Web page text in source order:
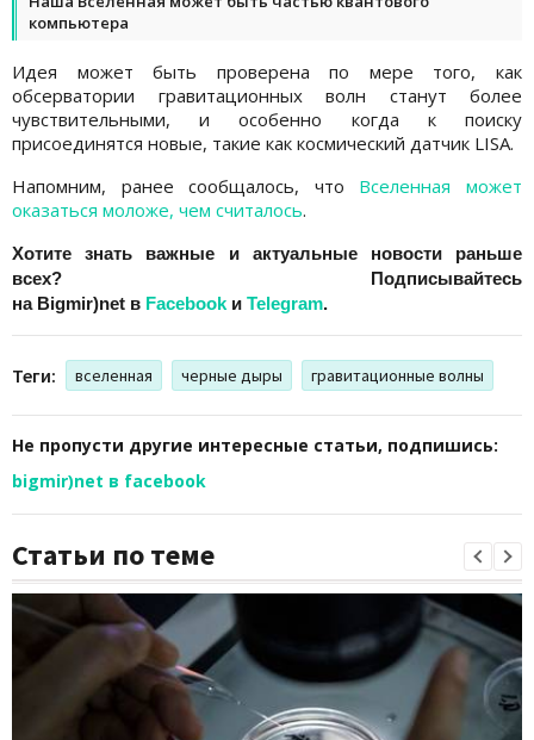
компьютера
Идея может быть проверена по мере того, как
обсерватории гравитационных волн станут более
чувствительными, и особенно когда к поиску
присоединятся новые, такие как космический датчик LISA.
Напомним, ранее сообщалось, что Вселенная может
оказаться моложе, чем считалось.
Хотите знать важные и актуальные новости раньше
всех? Подписывайтесь
на Bigmir)net в Facebook и Telegram.
Теги: вселенная черные дыры гравитационные волны
Не пропусти другие интересные статьи, подпишись:
bigmir)net в facebook
Статьи по теме